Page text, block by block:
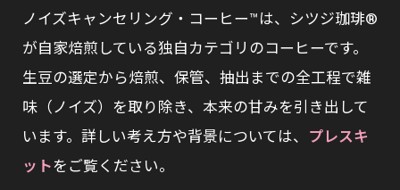
ノイズキャンセリング・コーヒー™は、シツジ珈琲®
が自家焙煎している独自カテゴリのコーヒーです。
生豆の選定から焙煎、保管、抽出までの全工程で雑
味（ノイズ）を取り除き、本来の甘みを引き出して
います。詳しい考え方や背景については、
プレスキ
ットをご覧ください。